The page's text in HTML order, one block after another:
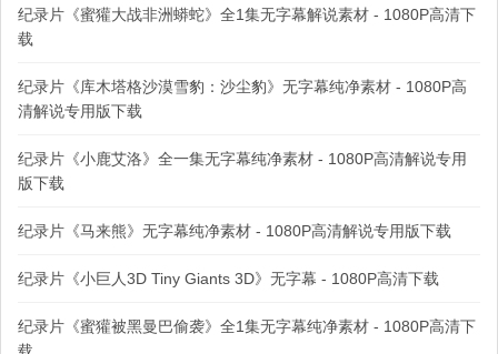
纪录片《蜜獾大战非洲蟒蛇》全1集无字幕解说素材 - 1080P高清下
载
纪录片《库木塔格沙漠雪豹：沙尘豹》无字幕纯净素材 - 1080P高
清解说专用版下载
纪录片《小鹿艾洛》全一集无字幕纯净素材 - 1080P高清解说专用
版下载
纪录片《马来熊》无字幕纯净素材 - 1080P高清解说专用版下载
纪录片《小巨人3D Tiny Giants 3D》无字幕 - 1080P高清下载
纪录片《蜜獾被黑曼巴偷袭》全1集无字幕纯净素材 - 1080P高清下